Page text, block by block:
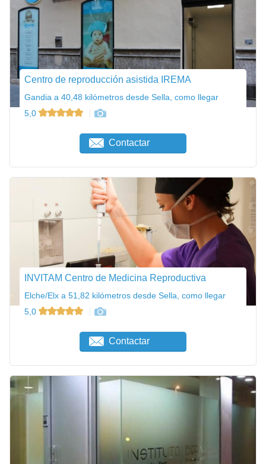
Centro de reproducción asistida IREMA
Gandia a 40,48 kilómetros desde Sella, como llegar
5,0
Contactar
INVITAM Centro de Medicina Reproductiva
Elche/Elx a 51,82 kilómetros desde Sella, como llegar
5,0
Contactar